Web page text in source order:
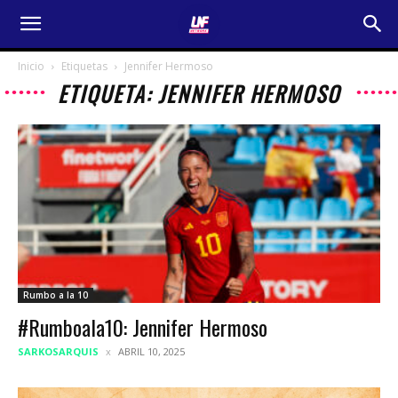
Inicio Etiquetas Jennifer Hermoso
ETIQUETA: JENNIFER HERMOSO
Rumbo a la 10
#Rumboala10: Jennifer Hermoso
SARKOSARQUIS ABRIL 10, 2025